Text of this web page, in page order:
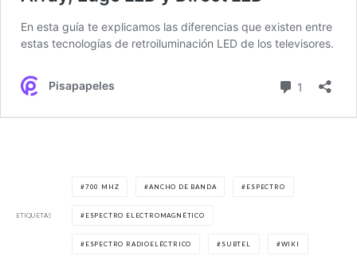
ETIQUETAS
700 MHZ ANCHO DE BANDA ESPECTRO
ESPECTRO ELECTROMAGNÉTICO
ESPECTRO RADIOELÉCTRICO SUBTEL WIKI